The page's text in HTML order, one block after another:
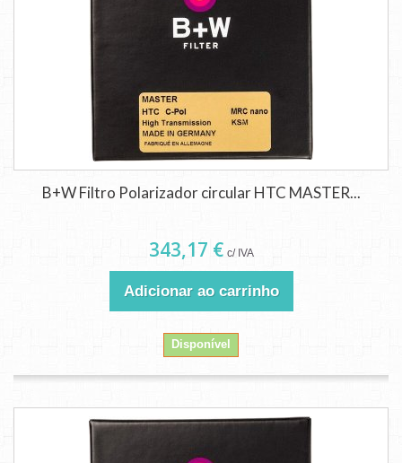
B+W Filtro Polarizador circular HTC MASTER...
343,17 € c/ IVA
Adicionar ao carrinho
Disponível